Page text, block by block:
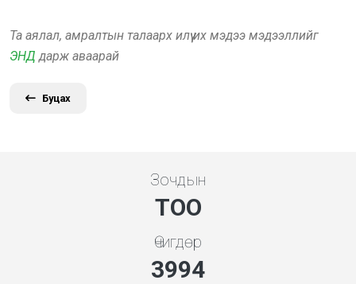
Та аялал, амралтын талаарх илүү их мэдээ мэдээллийг
ЭНД дарж аваарай
Буцах
Зочдын
ТОО
Өчигдөр
4279